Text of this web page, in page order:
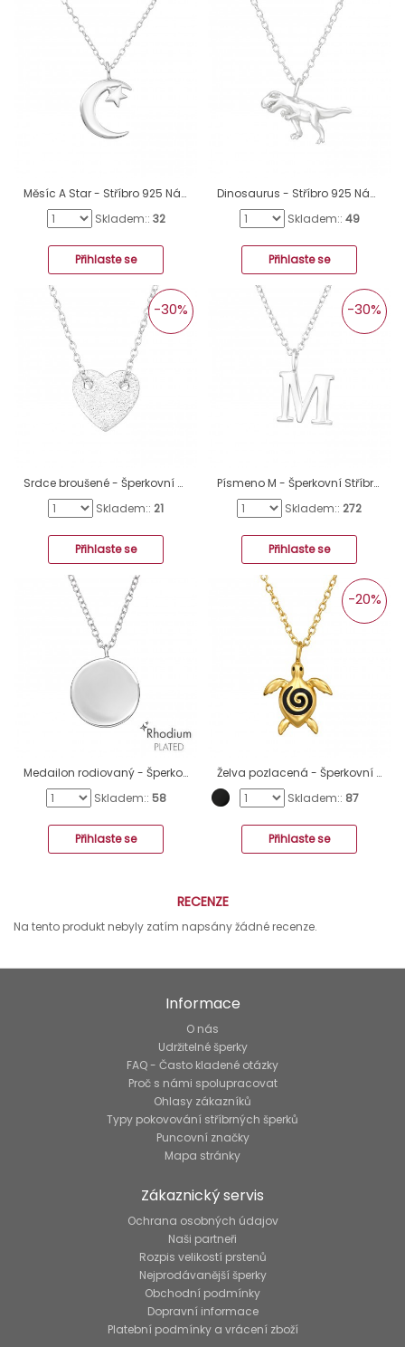
Měsíc A Star - Stříbro 925 Náhrdelníky bez kamenů A4S34038
Skladem:: 32
Přihlaste se
Dinosaurus - Stříbro 925 Náhrdelníky bez kamenů A4S44690
Skladem:: 49
Přihlaste se
Srdce broušené - Šperkovní Stříbro 925 Náhrdelníky Bez Kamenů A4S46720
-30%
Skladem:: 21
Přihlaste se
Písmeno M - Šperkovní Stříbro 925 Náhrdelníky Bez Kamenů A4S42203
-30%
Skladem:: 272
Přihlaste se
Medailon rodiovaný - Šperkovní Stříbro 925 Náhrdelníky Bez Kamenů A4S46728
Skladem:: 58
Přihlaste se
Želva pozlacená - Šperkovní Stříbro 925 Náhrdelníky Bez Kamenů A4S49672
-20%
Skladem:: 87
Přihlaste se
RECENZE
Na tento produkt nebyly zatím napsány žádné recenze.
Informace
O nás
Udržitelné šperky
FAQ - Často kladené otázky
Proč s námi spolupracovat
Ohlasy zákazníků
Typy pokovování stříbrných šperků
Puncovní značky
Mapa stránky
Zákaznický servis
Ochrana osobných údajov
Naši partneři
Rozpis velikostí prstenů
Nejprodávanější šperky
Obchodní podmínky
Dopravní informace
Platební podmínky a vrácení zboží